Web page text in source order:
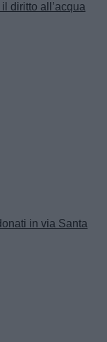
diritto all’acqua
in via Santa